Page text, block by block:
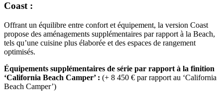
Coast :
Offrant un équilibre entre confort et équipement, la version Coast
propose des aménagements supplémentaires par rapport à la Beach,
tels qu’une cuisine plus élaborée et des espaces de rangement
optimisés.
Équipements supplémentaires de série par rapport à la finition
‘California Beach Camper’ : (+ 8 450 € par rapport au ‘California
Beach Camper’)